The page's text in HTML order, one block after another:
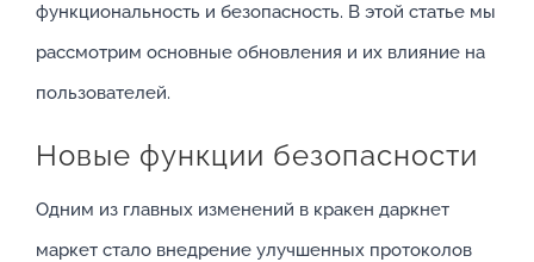
функциональность и безопасность. В этой статье мы
рассмотрим основные обновления и их влияние на
пользователей.
Новые функции безопасности
Одним из главных изменений в кракен даркнет
маркет стало внедрение улучшенных протоколов